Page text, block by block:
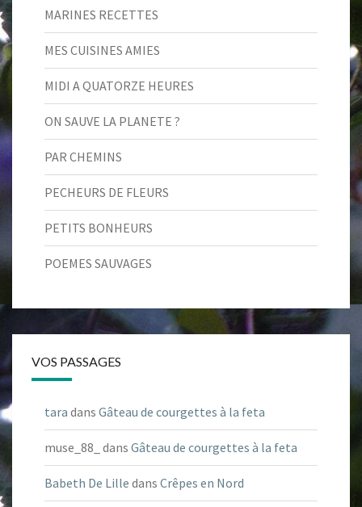
MARINES RECETTES
MES CUISINES AMIES
MIDI A QUATORZE HEURES
ON SAUVE LA PLANETE ?
PAR CHEMINS
PECHEURS DE FLEURS
PETITS BONHEURS
POEMES SAUVAGES
VOS PASSAGES
tara dans Gâteau de courgettes à la feta
muse_88_ dans Gâteau de courgettes à la feta
Babeth De Lille dans Crêpes en Nord